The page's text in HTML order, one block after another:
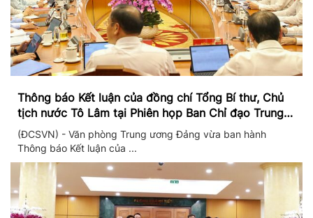
Thông báo Kết luận của đồng chí Tổng Bí thư, Chủ
tịch nước Tô Lâm tại Phiên họp Ban Chỉ đạo Trung
ương thực hiện Nghị quyết 57
(ĐCSVN) - Văn phòng Trung ương Đảng vừa ban hành
Thông báo Kết luận của ...